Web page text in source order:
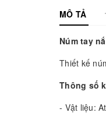
MÔ TẢ
Núm tay
Thiết kế
Thông số
- Vật liệu: